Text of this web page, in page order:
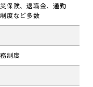
保険、退職金、通勤
度など多数
制度